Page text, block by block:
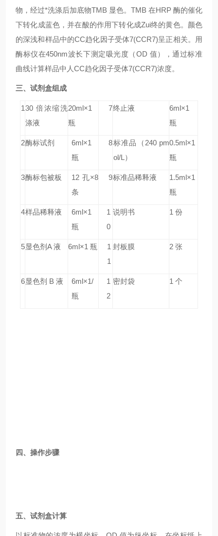
物，经过*洗涤后加底物TMB 显色。TMB 在HRP 酶的催化
下转化成蓝色，并在酸的作用下转化成Zui终的黄色。颜色
的深浅和样品中的CC趋化因子受体7(CCR7)呈正相关。用
酶标仪在450nm波长下测定吸光度（OD 值），通过标准
曲线计算样品中人CC趋化因子受体7(CCR7)浓度。
三、试剂盒组成
130 倍浓缩洗
涤液
20ml×1
瓶
7终止液
6ml×1
瓶
2酶标试剂
6ml×1
瓶
8标准品
（240 pm
ol/L）
0.5ml×1
瓶
3酶标包被板
12 孔×8
条
9标准品稀释液
1.5ml×1
瓶
4样品稀释液
6ml×1
瓶
1
0
说明书 1 份
5显色剂A 液 6ml×1 瓶
1
1
封板膜 2 张
6显色剂 B 液
6ml×1/
瓶
1
2
密封袋 1 个
四、操作步骤
五、试剂盒计算